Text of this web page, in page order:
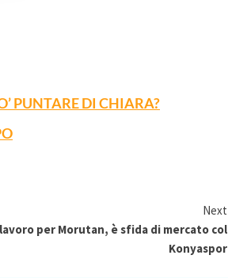
PUNTARE DI CHIARA?
Next
per Morutan, è sfida di mercato col
Konyaspor